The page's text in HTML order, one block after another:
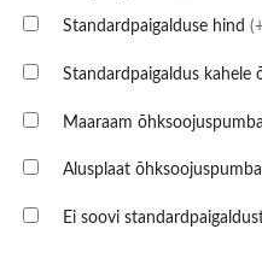
Standardpaigalduse hind
Standardpaigaldus kahele
Maaraam
Alusplaat
Ei soovi